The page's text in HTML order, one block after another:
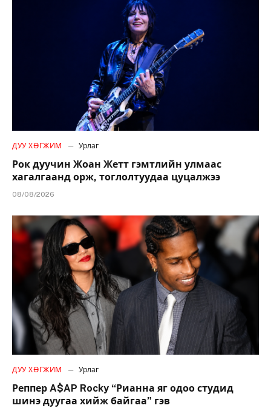
ДУУ ХӨГЖИМ Урлаг
Рок дуучин Жоан Жетт гэмтлийн улмаас
хагалгаанд орж, тоглолтуудаа цуцалжээ
08/08/2026
ДУУ ХӨГЖИМ Урлаг
Реппер A$AP Rocky “Рианна яг одоо студид
шинэ дуугаа хийж байгаа” гэв